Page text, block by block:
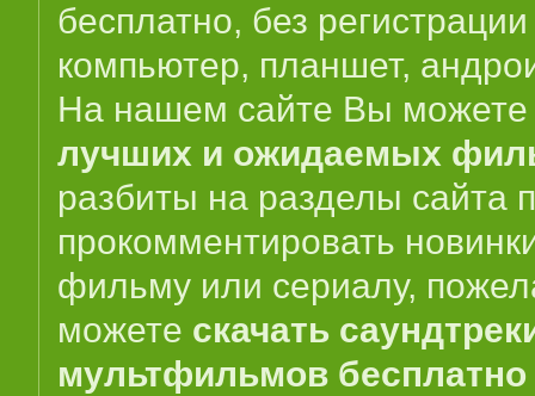
бесплатно, без
компьютер, планшет,
На нашем сайте Вы можете
лучших и ожидаемых
разбиты на разделы
прокомментировать
фильму или сериалу,
можете скачать
мультфильмов